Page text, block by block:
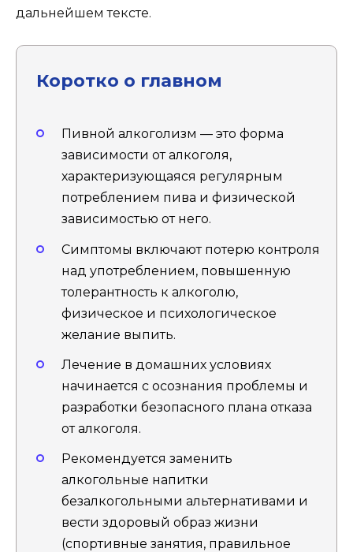
дальнейшем тексте.
Коротко о главном
Пивной алкоголизм — это форма
зависимости от алкоголя,
характеризующаяся регулярным
потреблением пива и физической
зависимостью от него.
Симптомы включают потерю контроля
над употреблением, повышенную
толерантность к алкоголю,
физическое и психологическое
желание выпить.
Лечение в домашних условиях
начинается с осознания проблемы и
разработки безопасного плана отказа
от алкоголя.
Рекомендуется заменить
алкогольные напитки
безалкогольными альтернативами и
вести здоровый образ жизни
(спортивные занятия, правильное